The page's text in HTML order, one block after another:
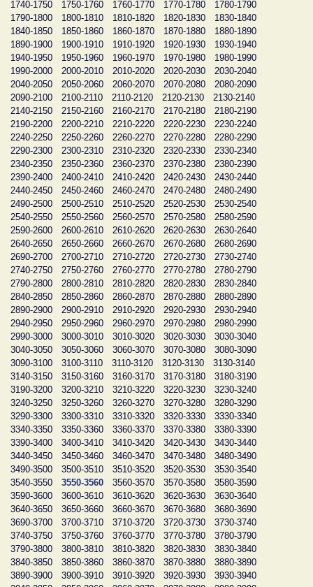
1740-1750 1750-1760 1760-1770 1770-1780
1780-1790
1790-1800
1800-1810 1810-1820 1820-1830
1830-1840
1840-1850
1850-1860 1860-1870 1870-1880
1880-1890
1890-1900
1900-1910 1910-1920 1920-1930
1930-1940
1940-1950
1950-1960 1960-1970 1970-1980
1980-1990
1990-2000
2000-2010 2010-2020 2020-2030
2030-2040
2040-2050
2050-2060 2060-2070 2070-2080
2080-2090
2090-2100
2100-2110 2110-2120 2120-2130
2130-2140
2140-2150
2150-2160 2160-2170 2170-2180
2180-2190
2190-2200
2200-2210 2210-2220 2220-2230
2230-2240
2240-2250
2250-2260 2260-2270 2270-2280
2280-2290
2290-2300
2300-2310 2310-2320 2320-2330
2330-2340
2340-2350
2350-2360 2360-2370 2370-2380
2380-2390
2390-2400
2400-2410 2410-2420 2420-2430
2430-2440
2440-2450
2450-2460 2460-2470 2470-2480
2480-2490
2490-2500
2500-2510 2510-2520 2520-2530
2530-2540
2540-2550
2550-2560 2560-2570 2570-2580
2580-2590
2590-2600
2600-2610 2610-2620 2620-2630
2630-2640
2640-2650
2650-2660 2660-2670 2670-2680
2680-2690
2690-2700
2700-2710 2710-2720 2720-2730
2730-2740
2740-2750
2750-2760 2760-2770 2770-2780
2780-2790
2790-2800
2800-2810 2810-2820 2820-2830
2830-2840
2840-2850
2850-2860 2860-2870 2870-2880
2880-2890
2890-2900
2900-2910 2910-2920 2920-2930
2930-2940
2940-2950
2950-2960 2960-2970 2970-2980
2980-2990
2990-3000
3000-3010 3010-3020 3020-3030
3030-3040
3040-3050
3050-3060 3060-3070 3070-3080
3080-3090
3090-3100
3100-3110 3110-3120 3120-3130
3130-3140
3140-3150
3150-3160 3160-3170 3170-3180
3180-3190
3190-3200
3200-3210 3210-3220 3220-3230
3230-3240
3240-3250
3250-3260 3260-3270 3270-3280
3280-3290
3290-3300
3300-3310 3310-3320 3320-3330
3330-3340
3340-3350
3350-3360 3360-3370 3370-3380
3380-3390
3390-3400
3400-3410 3410-3420 3420-3430
3430-3440
3440-3450
3450-3460 3460-3470 3470-3480
3480-3490
3490-3500
3500-3510 3510-3520 3520-3530
3530-3540
3540-3550
3550-3560 3560-3570 3570-3580
3580-3590
3590-3600
3600-3610 3610-3620 3620-3630
3630-3640
3640-3650
3650-3660 3660-3670 3670-3680
3680-3690
3690-3700
3700-3710 3710-3720 3720-3730
3730-3740
3740-3750
3750-3760 3760-3770 3770-3780
3780-3790
3790-3800
3800-3810 3810-3820 3820-3830
3830-3840
3840-3850
3850-3860 3860-3870 3870-3880
3880-3890
3890-3900
3900-3910 3910-3920 3920-3930
3930-3940